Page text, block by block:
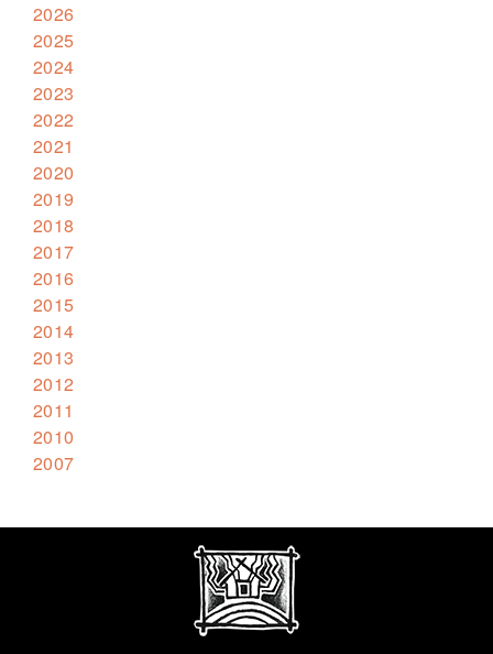
2026
2025
2024
2023
2022
2021
2020
2019
2018
2017
2016
2015
2014
2013
2012
2011
2010
2007